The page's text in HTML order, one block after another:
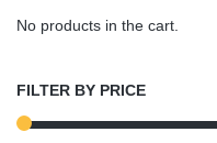
No products in the cart.
FILTER BY PRICE